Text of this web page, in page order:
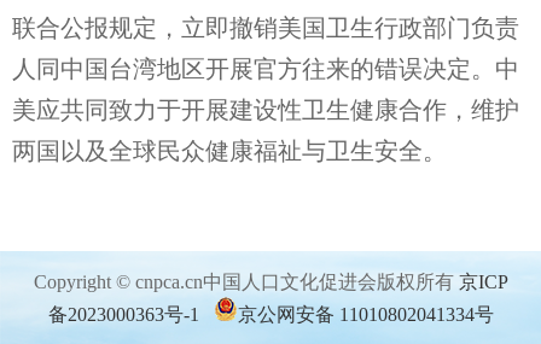
联合公报规定，立即撤销美国卫生行政部门负责
人同中国台湾地区开展官方往来的错误决定。中
美应共同致力于开展建设性卫生健康合作，维护
两国以及全球民众健康福祉与卫生安全。
Copyright © cnpca.cn中国人口文化促进会版权所有 京ICP
备2023000363号-1
京公网安备 11010802041334号